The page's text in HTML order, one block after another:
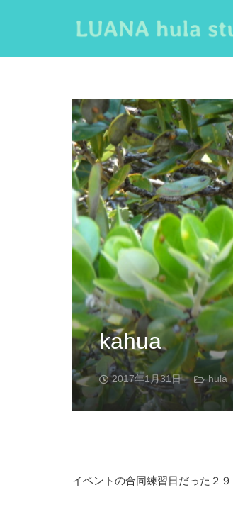
kahua
2017年1月31日 hula
イベントの合同練習日だった２９